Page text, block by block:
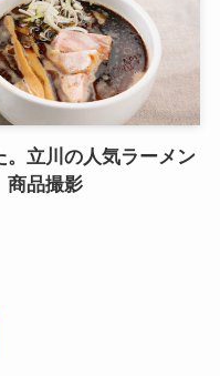
。立川の人気ラーメン
商品撮影